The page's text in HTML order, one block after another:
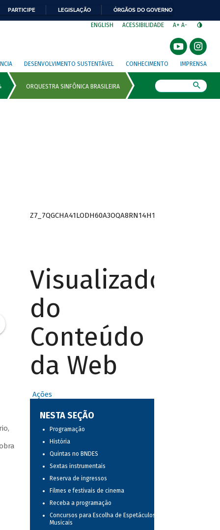
PARTICIPE LEGISLAÇÃO ÓRGÃOS DO GOVERNO
ENGLISH ACESSIBILIDADE A+ A-
DESENVOLVIMENTO SUSTENTÁVEL CONHECIMENTO IMPRENSA
Z7_7QGCHA41LODH60A3OQA8RN14H1
Visualizador
do
Conteúdo
da Web
Ações
NESTA SEÇÃO
Programação
História
Quintas no BNDES
Sextas instrumentais
Reserva de ingressos
Filmes e festivais de cinema
Receba a programação
Concursos para Escolha de Espetáculos
Musicais